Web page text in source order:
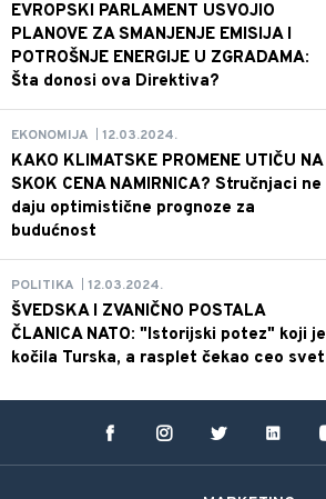
EVROPSKI PARLAMENT USVOJIO
PLANOVE ZA SMANJENJE EMISIJA I
POTROŠNJE ENERGIJE U ZGRADAMA:
Šta donosi ova Direktiva?
EKONOMIJA 12.03.2024.
KAKO KLIMATSKE PROMENE UTIČU NA
SKOK CENA NAMIRNICA? Stručnjaci ne
daju optimistične prognoze za
budućnost
POLITIKA 12.03.2024.
ŠVEDSKA I ZVANIČNO POSTALA
ČLANICA NATO: "Istorijski potez" koji je
kočila Turska, a rasplet čekao ceo svet